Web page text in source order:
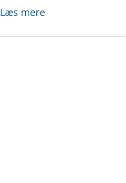
Læs mere